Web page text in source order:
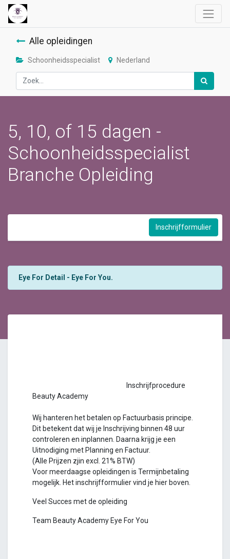
Alle opleidingen
Schoonheidsspecialist Nederland
5, 10, of 15 dagen -
Schoonheidsspecialist
Branche Opleiding
Inschrijfformulier
Eye For Detail - Eye For You.
Inschrijfprocedure
Beauty Academy
Wij hanteren het betalen op Factuurbasis principe.
Dit betekent dat wij je Inschrijving binnen 48 uur
controleren en inplannen. Daarna krijg je een
Uitnodiging met Planning en Factuur.
(Alle Prijzen zjin excl. 21% BTW)
Voor meerdaagse opleidingen is Termijnbetaling
mogelijk. Het inschrijfformulier vind je hier boven.
Veel Succes met de opleiding
Team Beauty Academy Eye For You